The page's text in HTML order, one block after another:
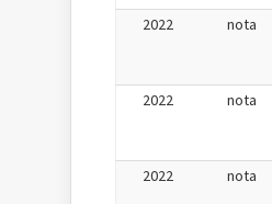
2022 nota
2022 nota
2022 nota